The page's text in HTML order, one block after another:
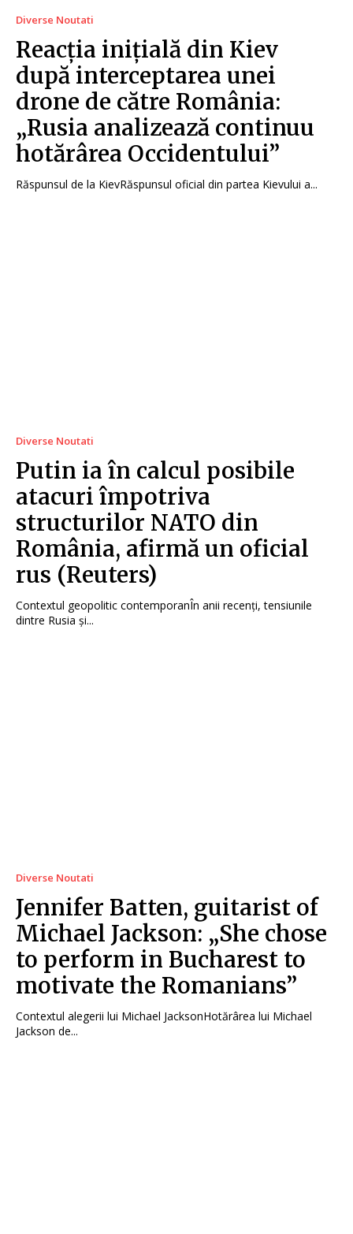
Diverse Noutati
Reacția inițială din Kiev
după interceptarea unei
drone de către România:
„Rusia analizează continuu
hotărârea Occidentului”
Răspunsul de la KievRăspunsul oficial din partea Kievului a...
Diverse Noutati
Putin ia în calcul posibile
atacuri împotriva
structurilor NATO din
România, afirmă un oficial
rus (Reuters)
Contextul geopolitic contemporanÎn anii recenți, tensiunile
dintre Rusia și...
Diverse Noutati
Jennifer Batten, guitarist of
Michael Jackson: „She chose
to perform in Bucharest to
motivate the Romanians”
Contextul alegerii lui Michael JacksonHotărârea lui Michael
Jackson de...